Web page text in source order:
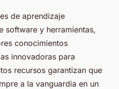
de aprendizaje
software y herramientas,
conocimientos
innovadoras para
recursos garantizan que
a la vanguardia en un